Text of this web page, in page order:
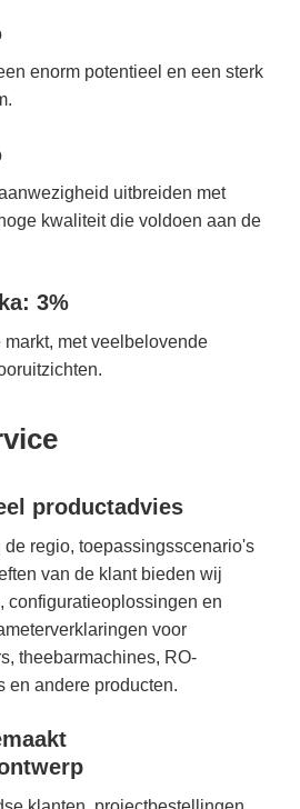
enorm potentieel en een sterk
uitbreiden met
kwaliteit die voldoen aan de
3%
met veelbelovende
productadvies
regio, toepassingsscenario's
van de klant bieden wij
configuratieoplossingen en
voor
theebarmachines, RO-
en andere producten.